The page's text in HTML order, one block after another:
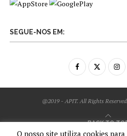
SEGUE-NOS EM:
@2019 - APIT. All Rights
BACK TO
O nosso site utiliza cookies